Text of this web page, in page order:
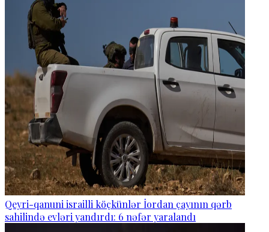
Qeyri-qanuni israilli köçkünlər İordan çayının qərb
sahilində evləri yandırdı: 6 nəfər yaralandı